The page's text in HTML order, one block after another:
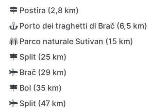
Postira (2,8 km)
Porto dei traghetti di Brač (6,5 km)
Parco naturale Sutivan (15 km)
Split (25 km)
Brač (29 km)
Bol (35 km)
Split (47 km)